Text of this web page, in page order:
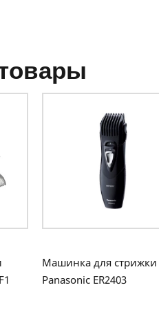
Машинка для стрижки
Panasonic ER2403